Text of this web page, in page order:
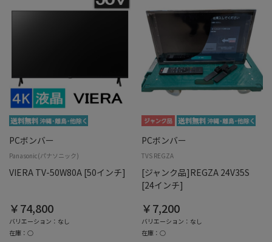
PCボンバー
Panasonic(パナソニック)
VIERA TV-50W80A [50インチ]
￥74,800
バリエーション：なし
在庫：○
PCボンバー
TVS REGZA
[ジャンク品]REGZA 24V35S
[24インチ]
￥7,200
バリエーション：なし
在庫：○